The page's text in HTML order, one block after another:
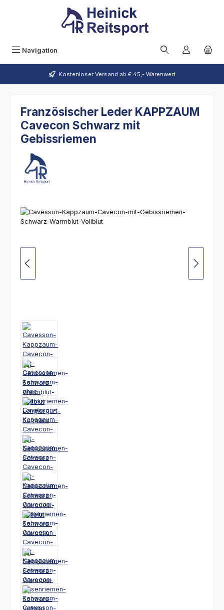
Zum Hauptinhalt springen
Navigation
Kostenloser Versand ab € 45,- Warenwert
Französischer Leder KAPPZAUM
Cavecon Schwarz mit
Gebissriemen
Bildergalerie überspringen